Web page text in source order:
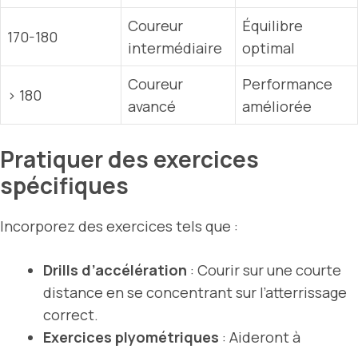
170-180
Coureur
intermédiaire
Équilibre
optimal
> 180
Coureur
avancé
Performance
améliorée
Pratiquer des exercices
spécifiques
Incorporez des exercices tels que :
Drills d’accélération : Courir sur une courte
distance en se concentrant sur l’atterrissage
correct.
Exercices plyométriques : Aideront à